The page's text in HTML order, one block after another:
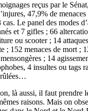
reçus par le
47,9% de
Le panel des modes
et 7 gifles ; 66
ou scooter ; 14
; 152 menaces de mort ;
; 14
4 insultes ou tags
là aussi, il faut prendre
raisons. Mais on